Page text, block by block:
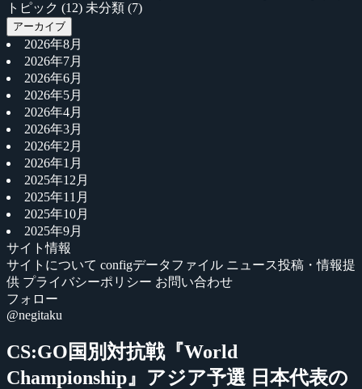
トピック (12) 未分類 (7)
アーカイブ
2026年8月
2026年7月
2026年6月
2026年5月
2026年4月
2026年3月
2026年2月
2026年1月
2025年12月
2025年11月
2025年10月
2025年9月
サイト情報
サイトについて configデータファイル ニュース投稿・情報提
供 プライバシーポリシー お問い合わせ
フォロー
@negitaku
CS:GO国別対抗戦『World
Championship』アジア予選 日本代表の